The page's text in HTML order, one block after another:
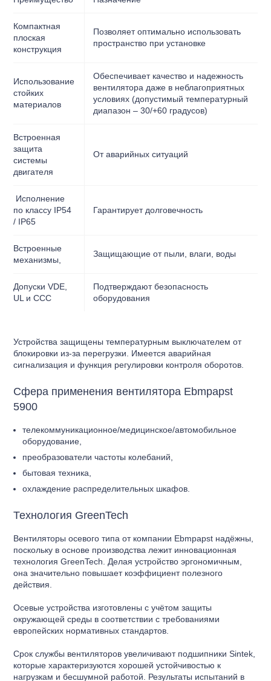
Компактная
плоская
конструкция
Позволяет оптимально использовать
пространство при установке
Использование
стойких
материалов
Обеспечивает качество и надежность
вентилятора даже в неблагоприятных
условиях (допустимый температурный
диапазон – 30/+60 градусов)
Встроенная
защита
системы
двигателя
От аварийных ситуаций
Исполнение
по классу IP54
/ IP65
Гарантирует долговечность
Встроенные
механизмы,
Защищающие от пыли, влаги, воды
Допуски VDE,
UL и CCC
Подтверждают безопасность
оборудования
Устройства защищены температурным выключателем от
блокировки из-за перегрузки. Имеется аварийная
сигнализация и функция регулировки контроля оборотов.
Сфера применения вентилятора Ebmpapst
5900
телекоммуникационное/медицинское/автомобильное
оборудование,
преобразователи частоты колебаний,
бытовая техника,
охлаждение распределительных шкафов.
Технология GreenTech
Вентиляторы осевого типа от компании Ebmpapst надёжны,
поскольку в основе производства лежит инновационная
технология GreenTech. Делая устройство эргономичным,
она значительно повышает коэффициент полезного
действия.
Осевые устройства изготовлены с учётом защиты
окружающей среды в соответствии с требованиями
европейских нормативных стандартов.
Срок службы вентиляторов увеличивают подшипники Sintek,
которые характеризуются хорошей устойчивостью к
нагрузкам и бесшумной работой. Результаты испытаний в